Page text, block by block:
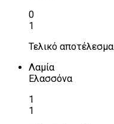
0
1
Τελικό αποτέλεσμα
Λαμία
Ελασσόνα
1
1